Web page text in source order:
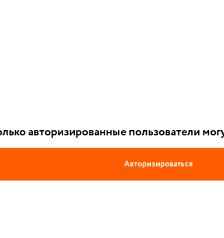
авторизированные пользователи
Авторизироваться